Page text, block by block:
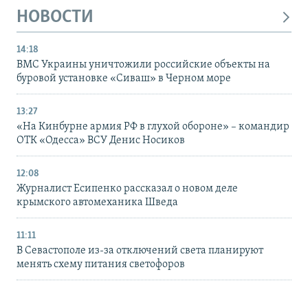
НОВОСТИ
14:18
ВМС Украины уничтожили российские объекты на
буровой установке «Сиваш» в Черном море
13:27
«На Кинбурне армия РФ в глухой обороне» – командир
ОТК «Одесса» ВСУ Денис Носиков
12:08
Журналист Есипенко рассказал о новом деле
крымского автомеханика Шведа
11:11
В Севастополе из-за отключений света планируют
менять схему питания светофоров